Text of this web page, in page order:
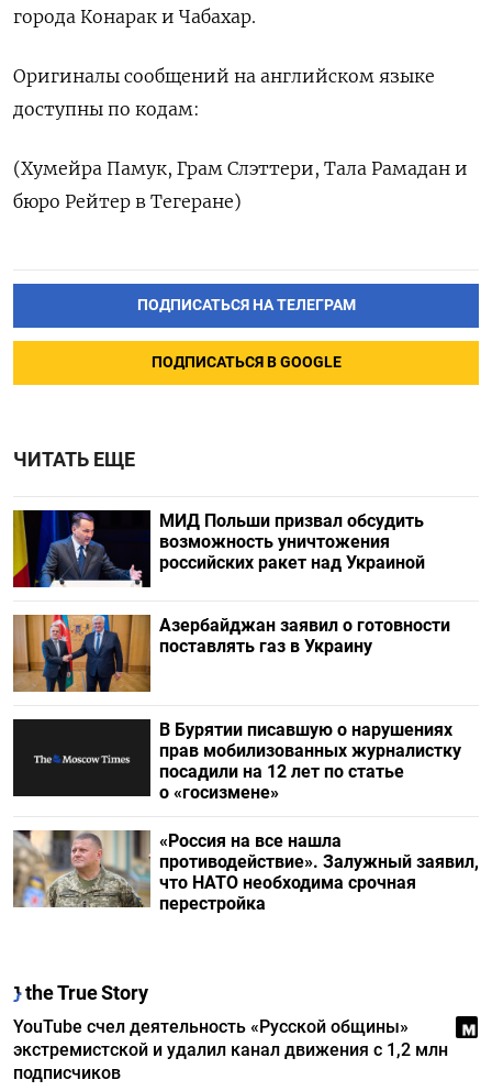
города Конарак и Чабахар.
Оригиналы сообщений на английском ​языке
доступны по кодам:
(Хумейра Памук, Грам Слэттери, Тала ‌Рамадан и
бюро Рейтер в Тегеране)
ПОДПИСАТЬСЯ НА ТЕЛЕГРАМ
ПОДПИСАТЬСЯ В GOOGLE
ЧИТАТЬ ЕЩЕ
МИД Польши призвал обсудить
возможность уничтожения
российских ракет над Украиной
Азербайджан заявил о готовности
поставлять газ в Украину
В Бурятии писавшую о нарушениях
прав мобилизованных журналистку
посадили на 12 лет по статье
о «госизмене»
«Россия на все нашла
противодействие». Залужный заявил,
что НАТО необходима срочная
перестройка